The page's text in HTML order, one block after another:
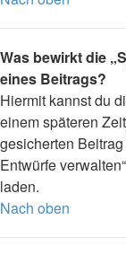
Was bewirkt die
eines Beitrags?
Hiermit kannst du
einem späteren
gesicherten
Entwürfe
laden.
Nach oben